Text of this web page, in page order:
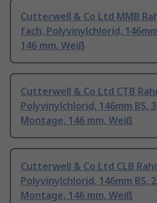
Cutterwell & Co Ltd MMB
fach, Polyvinylchlorid, 146mm
146 mm, Weiß
Cutterwell & Co Ltd CTB
Polyvinylchlorid, 146mm BS,
Montage, 146 mm, Weiß
Cutterwell & Co Ltd CLB
Polyvinylchlorid, 146mm BS,
Montage, 146 mm, Weiß